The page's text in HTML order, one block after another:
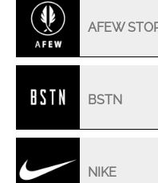
AFEW
BSTN
NIKE